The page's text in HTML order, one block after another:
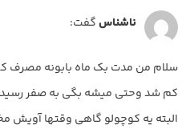
ناشناسگفت:
سلام من مدت بک ماه بابونه
کم شد وحتی میشه بگی به صفر رسید
البته یه کوچولو گاهی وقتها